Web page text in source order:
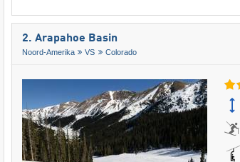
2. Arapahoe Basin
Noord-Amerika VS Colorado